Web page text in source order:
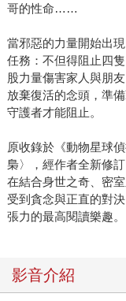
哥的性命……
當邪惡的力量開始出
任務：不但得阻止四
股力量傷害家人與朋
放棄復活的念頭，準
守護者才能阻止。
原收錄於《動物星球
梟〉，經作者全新修
在結合身世之奇、密
受到貪念與正直的對
張力的最高閱讀樂趣。
影音介紹